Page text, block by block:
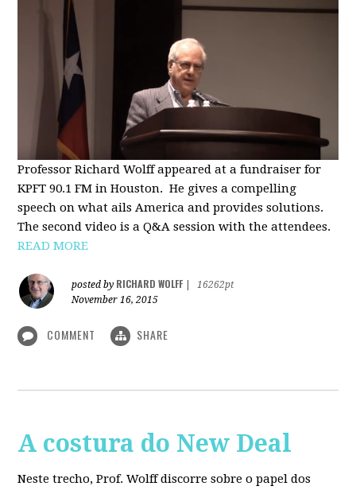
Professor Richard Wolff appeared at a fundraiser for
KPFT 90.1 FM in Houston. He gives a compelling
speech on what ails America and provides solutions.
The second video is a Q&A session with the attendees.
READ MORE
posted by RICHARD WOLFF
16262pt
November 16, 2015
COMMENT SHARE
A costura do New Deal
Neste trecho, Prof. Wolff discorre sobre o papel dos